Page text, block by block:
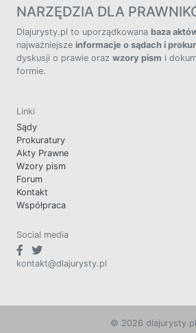
NARZĘDZIA DLA
Dlajurysty.pl to uporządkowana baza
najważniejsze informacje o sądach i
dyskusji o prawie oraz wzory pism i
formie.
Linki
Sądy
Prokuratury
Akty Prawne
Wzory pism
Forum
Kontakt
Współpraca
Social media
kontakt@dlajurysty.pl
© 2026 dlajurysty.pl